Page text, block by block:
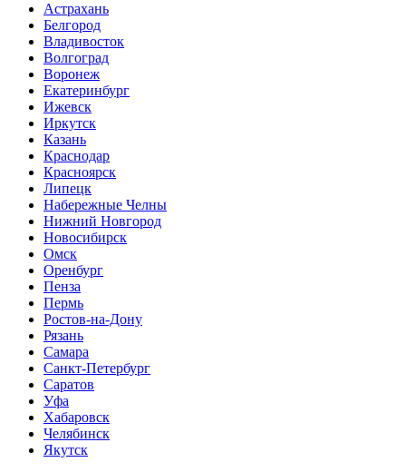
Астрахань
Белгород
Владивосток
Волгоград
Воронеж
Екатеринбург
Ижевск
Иркутск
Казань
Краснодар
Красноярск
Липецк
Набережные Челны
Нижний Новгород
Новосибирск
Омск
Оренбург
Пенза
Пермь
Ростов-на-Дону
Рязань
Самара
Санкт-Петербург
Саратов
Уфа
Хабаровск
Челябинск
Якутск